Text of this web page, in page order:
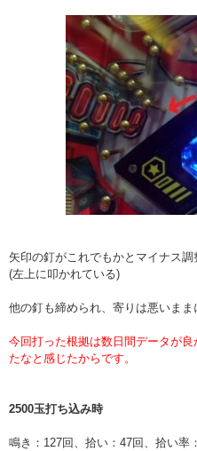
矢印の釘がこれでもかとマイナス調
(左上に叩かれている)
他の釘も締められ、寄りは悪いまま
今回打った根拠は数日間データが
たなと感じたからです。
2500玉打ち込み時
鳴き：127回、拾い：47回、拾い率